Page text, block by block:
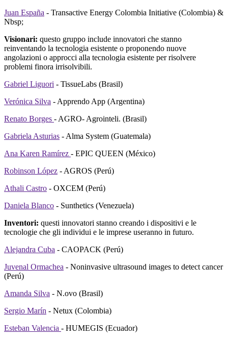
Juan España - Transactive Energy Colombia Initiative (Colombia) &
Nbsp;
Visionari: questo gruppo include innovatori che stanno
reinventando la tecnologia esistente o proponendo nuove
angolazioni o approcci alla tecnologia esistente per risolvere
problemi finora irrisolvibili.
Gabriel Liguori - TissueLabs (Brasil)
Verónica Silva - Apprendo App (Argentina)
Renato Borges - AGRO- Agrointeli. (Brasil)
Gabriela Asturias - Alma System (Guatemala)
Ana Karen Ramírez - EPIC QUEEN (México)
Robinson López - AGROS (Perú)
Athali Castro - OXCEM (Perú)
Daniela Blanco - Sunthetics (Venezuela)
Inventori: questi innovatori stanno creando i dispositivi e le
tecnologie che gli individui e le imprese useranno in futuro.
Alejandra Cuba - CAOPACK (Perú)
Juvenal Ormachea - Noninvasive ultrasound images to detect cancer
(Perú)
Amanda Silva - N.ovo (Brasil)
Sergio Marín - Netux (Colombia)
Esteban Valencia - HUMEGIS (Ecuador)